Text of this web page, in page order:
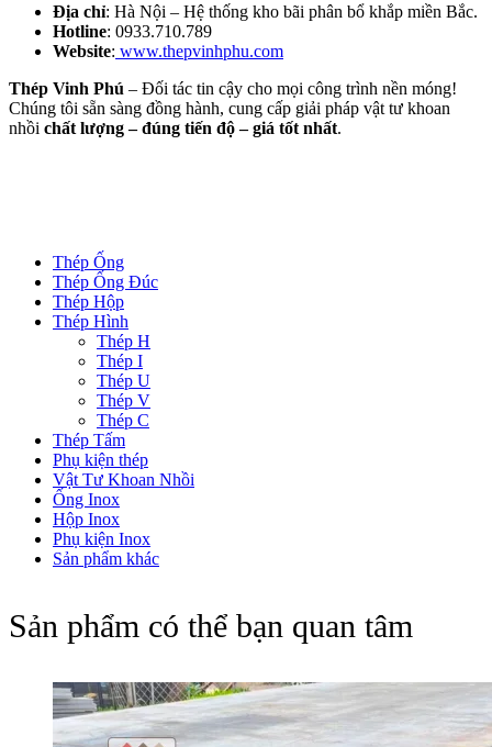
Địa chỉ: Hà Nội – Hệ thống kho bãi phân bổ khắp miền Bắc.
Hotline: 0933.710.789
Website: www.thepvinhphu.com
Thép Vinh Phú – Đối tác tin cậy cho mọi công trình nền móng!
Chúng tôi sẵn sàng đồng hành, cung cấp giải pháp vật tư khoan
nhồi chất lượng – đúng tiến độ – giá tốt nhất.
Thép Ống
Thép Ống Đúc
Thép Hộp
Thép Hình
Thép H
Thép I
Thép U
Thép V
Thép C
Thép Tấm
Phụ kiện thép
Vật Tư Khoan Nhồi
Ống Inox
Hộp Inox
Phụ kiện Inox
Sản phẩm khác
Sản phẩm có thể bạn quan tâm